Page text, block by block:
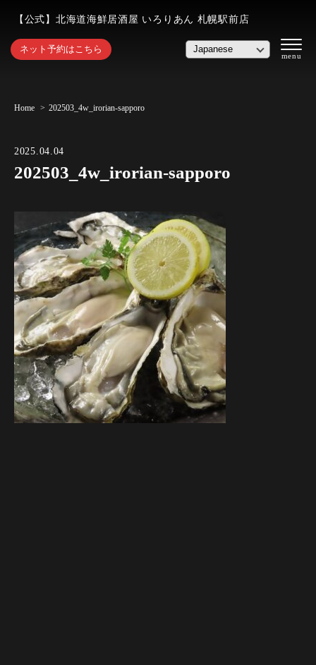
【公式】北海道海鮮居酒屋 いろりあん 札幌駅前店
ネット予約はこちら
Home 202503_4w_irorian-sapporo
2025.04.04
202503_4w_irorian-sapporo